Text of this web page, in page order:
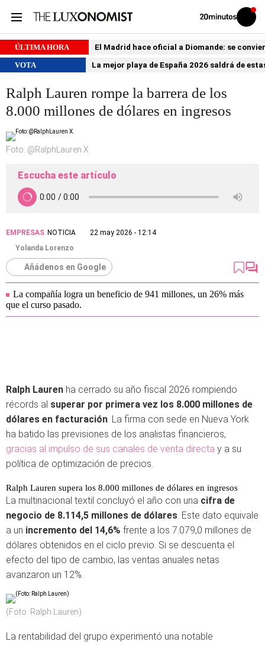
Volver
Iniciar
sesión
ÚLTIMA HORA
El Madrid hace oficial a Diomande: se
VOTA
La mejor playa de España 2026 saldrá de
Ralph Lauren rompe la barrera de los
8.000 millones de dólares en ingresos
Foto: @RalphLauren X.
Escucha este artículo
EMPRESAS NOTICIA
22 may 2026 - 12:14
Yolanda Lorenzo
Añádenos en Google
La compañía logra un beneficio de 941 millones, un 26% más
que el curso pasado.
Ralph Lauren ha cerrado su año fiscal 2026 rompiendo
récords al superar por primera vez los 8.000 millones de
dólares en facturación. La firma con sede en Nueva York
ha batido las previsiones de los analistas financieros,
gracias al impulso de sus canales de venta directa y a su
política de optimización de precios.
Ralph Lauren supera los 8.000 millones de dólares en ingresos
La multinacional textil concluyó el año con una cifra de
negocio de 8.114,5 millones de dólares. Este dato equivale
a un incremento del 14,6% frente a los 7.079,0 millones de
dólares obtenidos en el ciclo previo. Si se descuenta el
efecto del tipo de cambio, las ventas anuales netas
avanzaron un 12%.
(Foto: Ralph Lauren)
La rentabilidad del grupo experimentó una notable